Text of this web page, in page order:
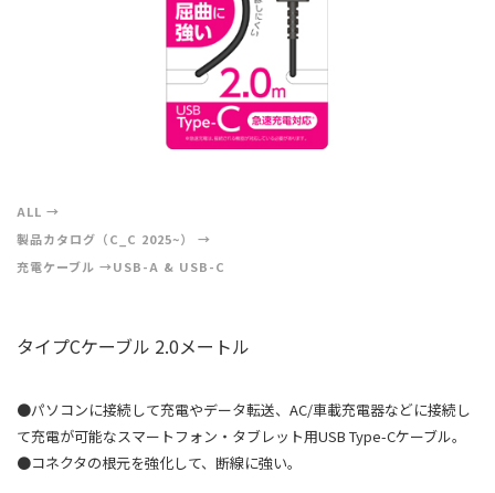
ALL
製品カタログ（C_C 2025~）
充電ケーブル
USB-A & USB-C
タイプCケーブル 2.0メートル
●パソコンに接続して充電やデータ転送、AC/車載充電器などに接続し
て充電が可能なスマートフォン・タブレット用USB Type-Cケーブル。
●コネクタの根元を強化して、断線に強い。